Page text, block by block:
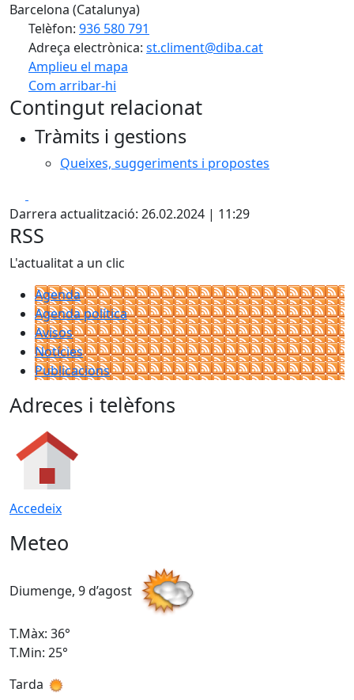
Barcelona (Catalunya)
Telèfon: 936 580 791
Adreça electrònica: st.climent@diba.cat
Amplieu el mapa
Com arribar-hi
+
Contingut relacionat
Tràmits i gestions
Queixes, suggeriments i propostes
Darrera actualització: 26.02.2024 | 11:29
RSS
L'actualitat a un clic
Agenda
Agenda política
Avisos
Notícies
Publicacions
Adreces i telèfons
Accedeix
Meteo
Diumenge, 9 d’agost
T.Màx: 36°
T.Min: 25°
Tarda